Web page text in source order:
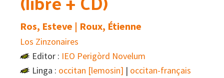
Ros, Esteve | Roux, Étienne
Los Zinzonaires
Editor : IEO Perigòrd Novelum
Linga : occitan [lemosin] | occitan-français